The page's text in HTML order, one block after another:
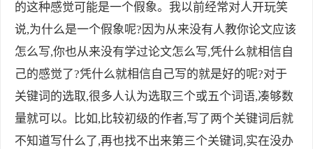
的这种感觉可能是一个假象。我以前经常对人开玩笑
说,为什么是一个假象呢?因为从来没有人教你论文应该
怎么写,你也从来没有学过论文怎么写,凭什么就相信自
己的感觉了?凭什么就相信自己写的就是好的呢?对于
关键词的选取,很多人认为选取三个或五个词语,凑够数
量就可以。比如,比较初级的作者,写了两个关键词后就
不知道写什么了,再也找不出来第三个关键词,实在没办